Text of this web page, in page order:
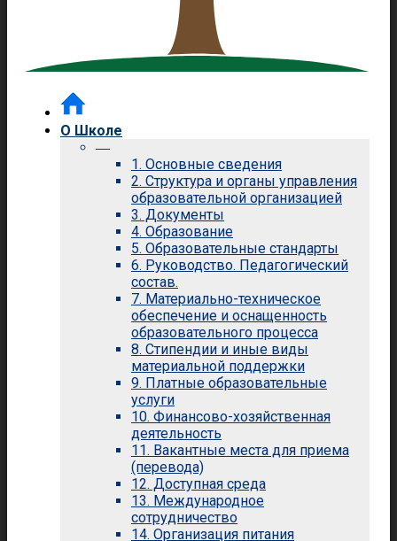
О Школе
—
1. Основные сведения
2. Структура и органы управления
образовательной организацией
3. Документы
4. Образование
5. Образовательные стандарты
6. Руководство. Педагогический
состав.
7. Материально-техническое
обеспечение и оснащенность
образовательного процесса
8. Стипендии и иные виды
материальной поддержки
9. Платные образовательные
услуги
10. Финансово-хозяйственная
деятельность
11. Вакантные места для приема
(перевода)
12. Доступная среда
13. Международное
сотрудничество
14. Организация питания